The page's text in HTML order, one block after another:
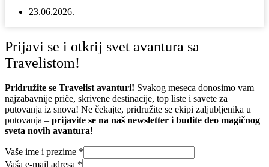
23.06.2026.
Prijavi se i otkrij svet avantura sa
Travelistom!
Pridružite se Travelist avanturi! Svakog meseca donosimo vam
najzabavnije priče, skrivene destinacije, top liste i savete za
putovanja iz snova! Ne čekajte, pridružite se ekipi zaljubljenika u
putovanja – prijavite se na naš newsletter i budite deo magičnog
sveta novih avantura!
Vaše ime i prezime *
Vaša e-mail adresa *